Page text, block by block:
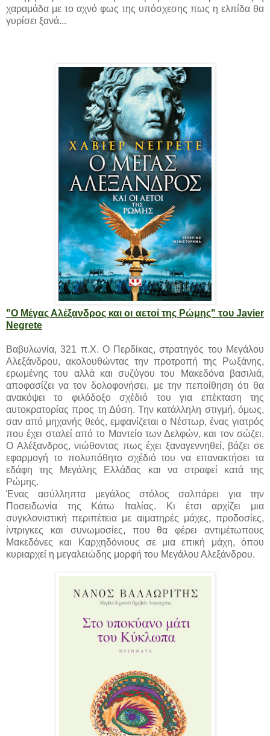
χαραμάδα με το αχνό φως της υπόσχεσης πως η ελπίδα θα
γυρίσει ξανά...
"Ο Μέγας Αλέξανδρος και οι αετοί της Ρώμης" του Javier
Negrete
Βαβυλωνία, 321 π.Χ. Ο Περδίκας, στρατηγός του Μεγάλου
Αλεξάνδρου, ακολουθώντας την προτροπή της Ρωξάνης,
ερωμένης του αλλά και συζύγου του Μακεδόνα βασιλιά,
αποφασίζει να τον δολοφονήσει, με την πεποίθηση ότι θα
ανακόψει το φιλόδοξο σχέδιό του για επέκταση της
αυτοκρατορίας προς τη Δύση. Την κατάλληλη στιγμή, όμως,
σαν από μηχανής θεός, εμφανίζεται ο Νέστωρ, ένας γιατρός
που έχει σταλεί από το Μαντείο των Δελφών, και τον σώζει.
Ο Αλέξανδρος, νιώθοντας πως έχει ξαναγεννηθεί, βάζει σε
εφαρμογή το πολυπόθητο σχέδιό του να επανακτήσει τα
εδάφη της Μεγάλης Ελλάδας και να στραφεί κατά της
Ρώμης.
Ένας ασύλληπτα μεγάλος στόλος σαλπάρει για την
Ποσειδωνία της Κάτω Ιταλίας. Κι έτσι αρχίζει μια
συγκλονιστική περιπέτεια με αιματηρές μάχες, προδοσίες,
ίντριγκες και συνωμοσίες, που θα φέρει αντιμέτωπους
Μακεδόνες και Καρχηδόνιους σε μια επική μάχη, όπου
κυριαρχεί η μεγαλειώδης μορφή του Μεγάλου Αλεξάνδρου.